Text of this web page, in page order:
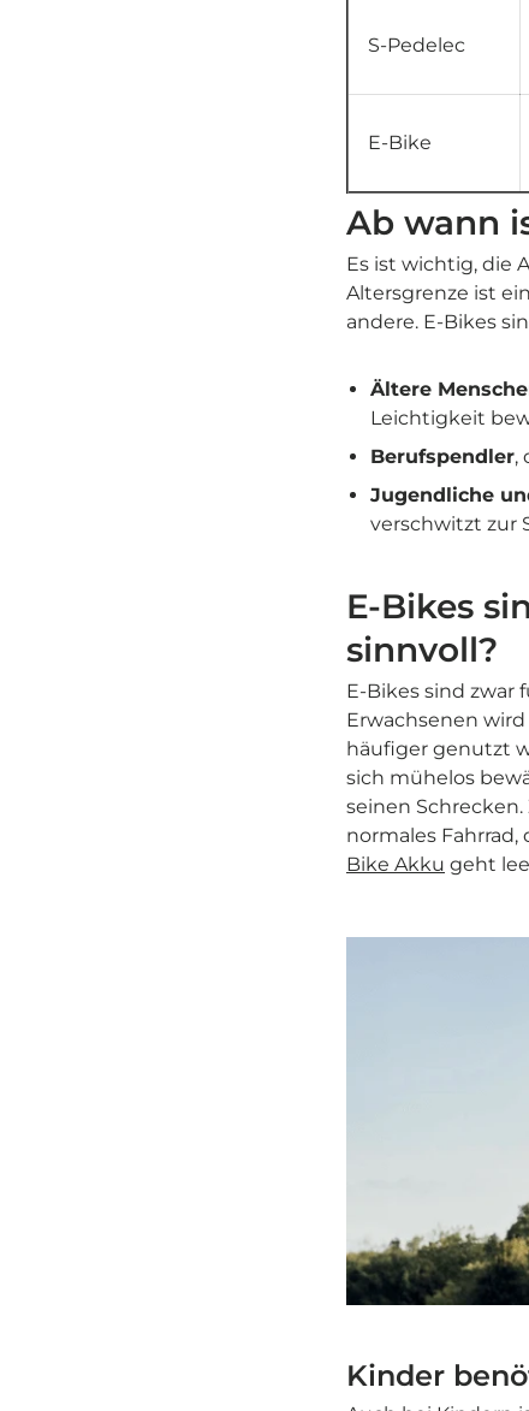
S-Pedelec
E-Bike
Ab wann
Es ist wichtig, die
Altersgrenze ist
andere. E-Bikes
Ältere
Leichtigkeit
Berufspendler,
Jugendliche
verschwitzt zur
E-Bikes
sinnvoll?
E-Bikes sind zwar
Erwachsenen
häufiger genutzt
sich mühelos
seinen
normales
Bike Akku geht
Kinder